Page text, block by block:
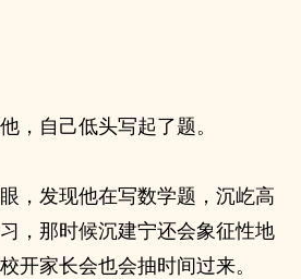
，自己低头写起了题。
，发现他在写数学题，沉屹高
，那时候沉建宁还会象征性地
开家长会也会抽时间过来。